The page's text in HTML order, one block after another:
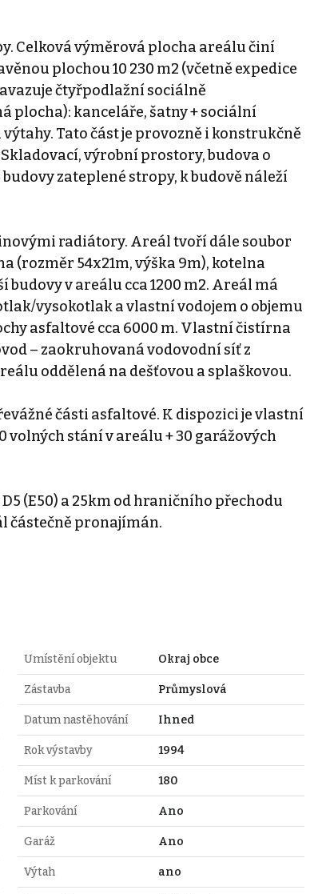
Celková výměrová plocha areálu činí
plochou 10 230 m2 (včetně expedice
čtyřpodlažní sociálně
plocha): kanceláře, šatny + sociální
Tato část je provozně i konstrukčně
výrobní prostory, budova o
zateplené stropy, k budově náleží
radiátory. Areál tvoří dále soubor
(rozměr 54x21m, výška 9m), kotelna
v areálu cca 1200 m2. Areál má
vysokotlak a vlastní vodojem o objemu
asfaltové cca 6000 m. Vlastní čistírna
– zaokruhovaná vodovodní síť z
oddělená na dešťovou a splaškovou.
části asfaltové. K dispozici je vlastní
volných stání v areálu + 30 garážových
(E50) a 25km od hraničního přechodu
částečně pronajímán.
Umístění objektu Okraj obce
Zástavba Průmyslová
Datum nastěhování Ihned
Rok výstavby 1994
Míst k parkování 180
Parkování Ano
Garáž Ano
Výtah ano